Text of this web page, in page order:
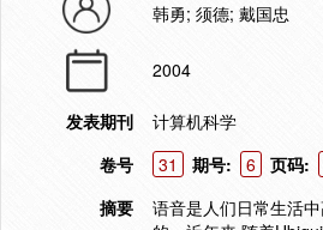
韩勇; 须德; 戴国忠
2004
发表期刊
计算机科学
卷号
31 期号: 6 页码:
摘要
语音是人们日常生活